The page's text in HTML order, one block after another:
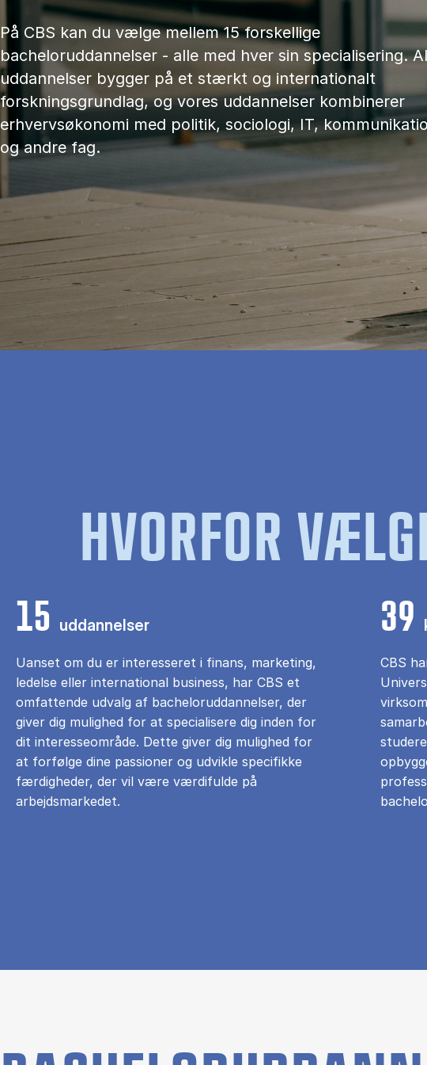
På CBS kan du vælge mellem 15 forskellige
bacheloruddannelser - alle med hver sin specialisering.
uddannelser bygger på et stærkt og internationalt
forskningsgrundlag, og vores uddannelser kombinerer
erhvervsøkonomi med politik, sociologi, IT,
og andre fag.
HVORFOR
15 uddannelser
Uanset om du er interesseret i finans, marketing,
ledelse eller international business, har CBS et
omfattende udvalg af bacheloruddannelser, der
giver dig mulighed for at specialisere dig inden for
dit interesseområde. Dette giver dig mulighed for
at forfølge dine passioner og udvikle specifikke
færdigheder, der vil være værdifulde på
arbejdsmarkedet.
39
CBS